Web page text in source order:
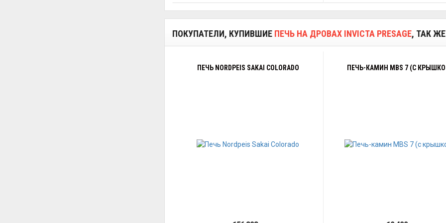
ПОКУПАТЕЛИ, КУПИВШИЕ ПЕЧЬ НА ДРОВАХ INVICTA PRESAGE, ТАК
ПЕЧЬ NORDPEIS SAKAI COLORADO ПЕЧЬ-КАМИН MBS 7 (С